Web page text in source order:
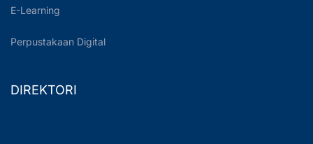
E-Learning
Perpustakaan Digital
DIREKTORI